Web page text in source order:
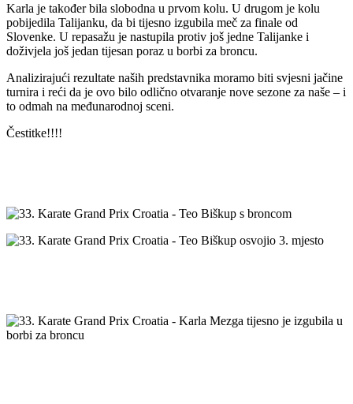
Karla je također bila slobodna u prvom kolu. U drugom je kolu
pobijedila Talijanku, da bi tijesno izgubila meč za finale od
Slovenke. U repasažu je nastupila protiv još jedne Talijanke i
doživjela još jedan tijesan poraz u borbi za broncu.
Analizirajući rezultate naših predstavnika moramo biti svjesni jačine
turnira i reći da je ovo bilo odlično otvaranje nove sezone za naše – i
to odmah na međunarodnoj sceni.
Čestitke!!!!